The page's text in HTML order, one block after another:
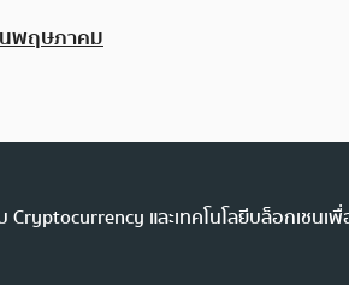
นพฤษภาคม
และเทคโนโลยีบล็อกเชน